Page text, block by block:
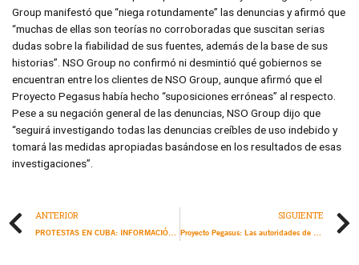
Group manifestó que “niega rotundamente” las denuncias y afirmó que
“muchas de ellas son teorías no corroboradas que suscitan serias
dudas sobre la fiabilidad de sus fuentes, además de la base de sus
historias”. NSO Group no confirmó ni desmintió qué gobiernos se
encuentran entre los clientes de NSO Group, aunque afirmó que el
Proyecto Pegasus había hecho “suposiciones erróneas” al respecto.
Pese a su negación general de las denuncias, NSO Group dijo que
“seguirá investigando todas las denuncias creíbles de uso indebido y
tomará las medidas apropiadas basándose en los resultados de esas
investigaciones”.
ANTERIOR
PROTESTAS EN CUBA: INFORMACIÓN ACTUALIZADA
SIGUIENTE
Proyecto Pegasus: Las autoridades de Ruanda seleccionaron a miles de activistas, periodistas y figuras políticas como objetivos a los que atacar con el software espía de NSO